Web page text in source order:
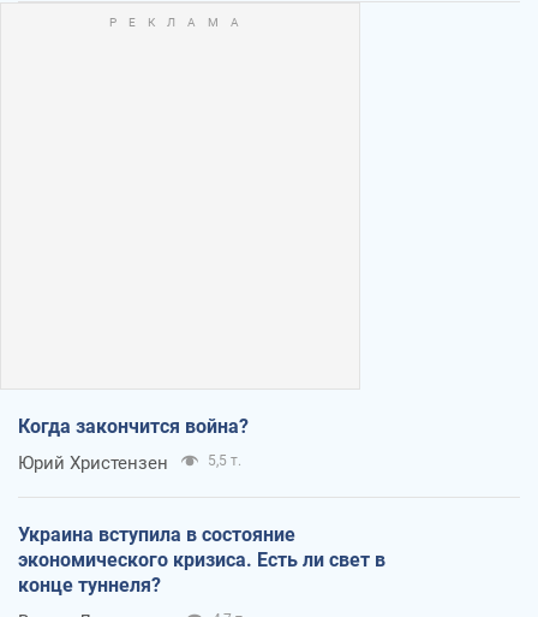
Когда закончится война?
Юрий Христензен 5,5 т.
Украина вступила в состояние
экономического кризиса. Есть ли свет в
конце туннеля?